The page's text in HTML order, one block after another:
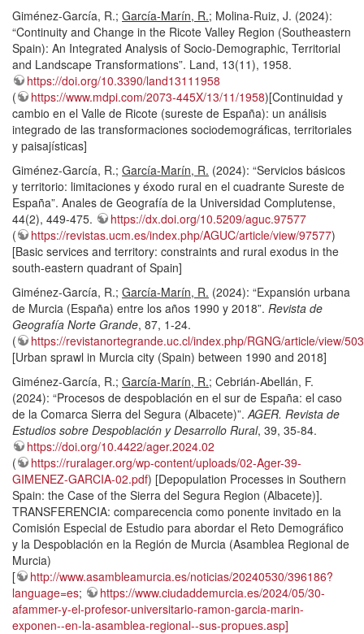
Giménez-García, R.; García-Marín, R.; Molina-Ruiz, J. (2024):
“Continuity and Change in the Ricote Valley Region (Southeastern
Spain): An Integrated Analysis of Socio-Demographic, Territorial
and Landscape Transformations”. Land, 13(11), 1958.
https://doi.org/10.3390/land13111958
(
https://www.mdpi.com/2073-445X/13/11/1958)[Continuidad y
cambio en el Valle de Ricote (sureste de España): un análisis
integrado de las transformaciones sociodemográficas, territoriales
y paisajísticas]
Giménez-García, R.; García-Marín, R. (2024): “Servicios básicos
y territorio: limitaciones y éxodo rural en el cuadrante Sureste de
España”. Anales de Geografía de la Universidad Complutense,
44(2), 449-475.
https://dx.doi.org/10.5209/aguc.97577
(
https://revistas.ucm.es/index.php/AGUC/article/view/97577)
[Basic services and territory: constraints and rural exodus in the
south-eastern quadrant of Spain]
Giménez-García, R.; García-Marín, R. (2024): “Expansión urbana
de Murcia (España) entre los años 1990 y 2018”. Revista de
Geografía Norte Grande, 87, 1-24.
(
https://revistanortegrande.uc.cl/index.php/RGNG/article/view/
[Urban sprawl in Murcia city (Spain) between 1990 and 2018]
Giménez-García, R.; García-Marín, R.; Cebrián-Abellán, F.
(2024): “Procesos de despoblación en el sur de España: el caso
de la Comarca Sierra del Segura (Albacete)”.AGER. Revista de
Estudios sobre Despoblación y Desarrollo Rural, 39, 35-84.
https://doi.org/10.4422/ager.2024.02
(
https://ruralager.org/wp-content/uploads/02-Ager-39-
GIMENEZ-GARCIA-02.pdf) [Depopulation Processes in Southern
Spain: the Case of the Sierra del Segura Region (Albacete)].
TRANSFERENCIA: comparecencia como ponente invitado en la
Comisión Especial de Estudio para abordar el Reto Demográfico
y la Despoblación en la Región de Murcia (Asamblea Regional de
Murcia)
[
http://www.asambleamurcia.es/noticias/20240530/396186?
language=es;
https://www.ciudaddemurcia.es/2024/05/30-
afammer-y-el-profesor-universitario-ramon-garcia-marin-
exponen--en-la-asamblea-regional--sus-propues.asp]